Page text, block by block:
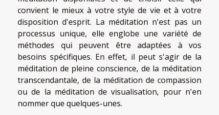
convient le mieux à votre style de vie et à votre
disposition d'esprit. La méditation n'est pas un
processus unique, elle englobe une variété de
méthodes qui peuvent être adaptées à vos
besoins spécifiques. En effet, il peut s'agir de la
méditation de pleine conscience, de la méditation
transcendantale, de la méditation de compassion
ou de la méditation de visualisation, pour n'en
nommer que quelques-unes.